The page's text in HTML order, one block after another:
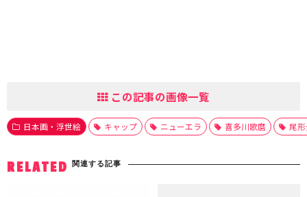
この記事の画像一覧
日本画・浮世絵 キャップ ニューエラ 喜多川歌麿 尾
RELATED 関連する記事